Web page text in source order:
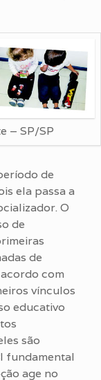
– SP/SP
de
ela passa a
O
de
de
com
vínculos
educativo
são
fundamental
age no